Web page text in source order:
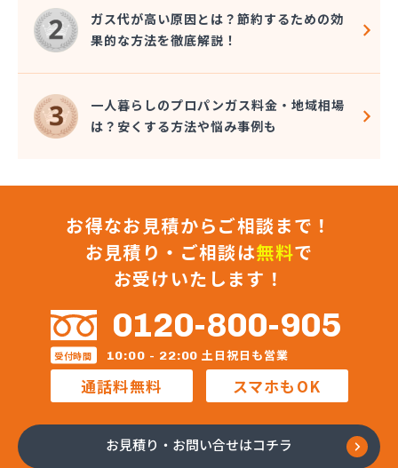
桑原商店
郡司燃料店
慶野燃料店
戸恒燃料店
戸村商店
五味田商店
江連燃料株式会社
佐藤燃料店
佐野市エルピーガス販売協同組合
佐野燃料
細井プロパン
三愛オブリガス東日本株式会社 栃木支店 宇都宮
営業所/卸売課
三柴正雄商店
三田岱治商店
氏家高圧ガス保安センター
ガス代が高い原因とは？節約するための効
果的な方法を徹底解説！
一人暮らしのプロパンガス料金・地域相場
は？安くする方法や悩み事例も
お得なお見積からご相談まで！
お見積り・ご相談は無料で
お受けいたします！
0120-800-905
受付時間 10:00 - 22:00 土日祝日も営業
通話料無料 スマホもOK
お見積り・お問い合せはコチラ